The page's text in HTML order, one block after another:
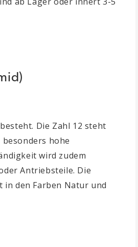
Die Zahl 12 steht
hohe
wird zudem
Antriebsteile. Die
in den Farben Natur und